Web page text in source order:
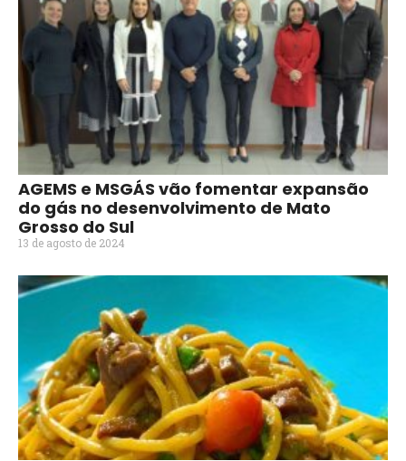
AGEMS e MSGÁS vão fomentar expansão
do gás no desenvolvimento de Mato
Grosso do Sul
13 de agosto de 2024